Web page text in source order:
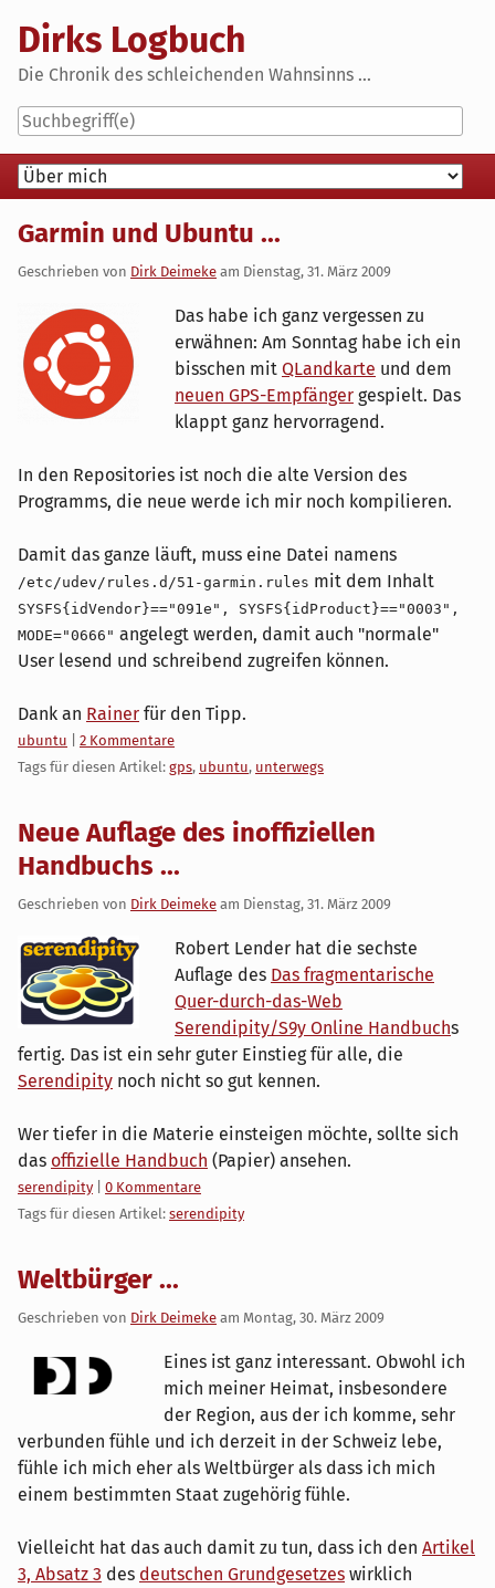
content
Dirks Logbuch
Die Chronik des schleichenden Wahnsinns ...
Navigation
Garmin und Ubuntu ...
Geschrieben von Dirk Deimeke am Dienstag, 31. März 2009
Das habe ich ganz vergessen zu
erwähnen: Am Sonntag habe ich ein
bisschen mit QLandkarte und dem
neuen GPS-Empfänger gespielt. Das
klappt ganz hervorragend.
In den Repositories ist noch die alte Version des
Programms, die neue werde ich mir noch kompilieren.
Damit das ganze läuft, muss eine Datei namens
/etc/udev/rules.d/51-garmin.rules mit dem Inhalt
SYSFS{idVendor}=="091e", SYSFS{idProduct}=="0003",
MODE="0666" angelegt werden, damit auch "normale"
User lesend und schreibend zugreifen können.
Dank an Rainer für den Tipp.
Kategorien:
ubuntu
2 Kommentare
Tags für diesen Artikel: gps, ubuntu, unterwegs
Neue Auflage des inoffiziellen
Handbuchs ...
Geschrieben von Dirk Deimeke am Dienstag, 31. März 2009
Robert Lender hat die sechste
Auflage des Das fragmentarische
Quer-durch-das-Web
Serendipity/S9y Online Handbuchs
fertig. Das ist ein sehr guter Einstieg für alle, die
Serendipity noch nicht so gut kennen.
Wer tiefer in die Materie einsteigen möchte, sollte sich
das offizielle Handbuch (Papier) ansehen.
Kategorien:
serendipity| 0 Kommentare
Tags für diesen Artikel: serendipity
Weltbürger ...
Geschrieben von Dirk Deimeke am Montag, 30. März 2009
Eines ist ganz interessant. Obwohl ich
mich meiner Heimat, insbesondere
der Region, aus der ich komme, sehr
verbunden fühle und ich derzeit in der Schweiz lebe,
fühle ich mich eher als Weltbürger als dass ich mich
einem bestimmten Staat zugehörig fühle.
Vielleicht hat das auch damit zu tun, dass ich den Artikel
3, Absatz 3 des deutschen Grundgesetzes wirklich